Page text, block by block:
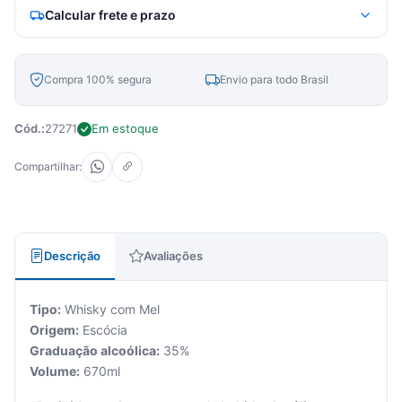
Calcular frete e prazo
Compra 100% segura Envio para todo Brasil
Cód.:27271 Em estoque
Compartilhar:
Descrição Avaliações
Tipo: Whisky com Mel
Origem: Escócia
Graduação alcoólica: 35%
Volume: 670ml